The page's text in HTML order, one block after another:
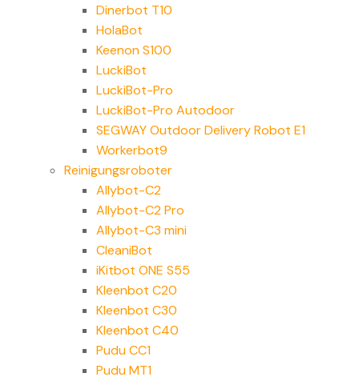
Dinerbot T10
HolaBot
Keenon S100
LuckiBot
LuckiBot-Pro
LuckiBot-Pro Autodoor
SEGWAY Outdoor Delivery Robot E1
Workerbot9
Reinigungsroboter
Allybot-C2
Allybot-C2 Pro
Allybot-C3 mini
CleaniBot
iKitbot ONE S55
Kleenbot C20
Kleenbot C30
Kleenbot C40
Pudu CC1
Pudu MT1